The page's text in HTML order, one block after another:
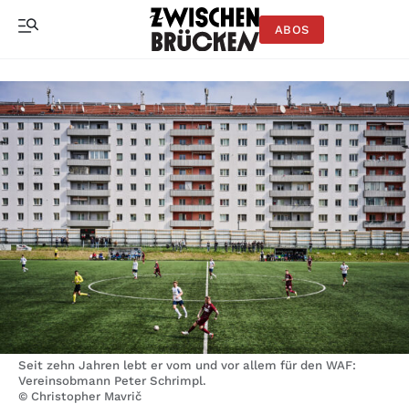
ABOS
Seit zehn Jahren lebt er vom und vor allem für den WAF:
Vereinsobmann Peter Schrimpl.
© Christopher Mavrič